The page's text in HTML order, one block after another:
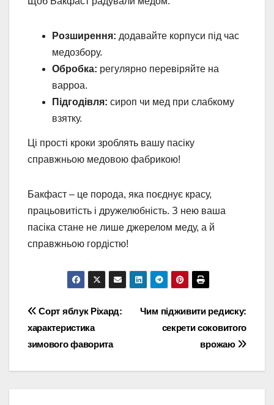
Розширення: додавайте корпуси під час
медозбору.
Обробка: регулярно перевіряйте на
варроа.
Підгодівля: сироп чи мед при слабкому
взятку.
Ці прості кроки зроблять вашу пасіку
справжньою медовою фабрикою!
Бакфаст – це порода, яка поєднує красу,
працьовитість і дружелюбність. З нею ваша
пасіка стане не лише джерелом меду, а й
справжньою гордістю!
Навігація
записів
Чим підживити редиску:
секрети соковитого
врожаю
Сорт яблук Ріхард:
характеристика
зимового фаворита